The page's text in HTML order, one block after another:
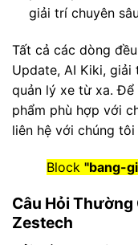
giải trí chuyên
Tất cả các dòng
Update, AI Kiki,
quản lý xe từ xa.
phẩm phù hợp với
liên hệ với chúng
Block "bang-
Câu Hỏi Thường
Zestech